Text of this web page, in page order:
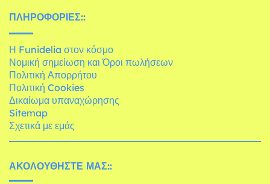
ΠΛΗΡΟΦΟΡΊΕΣ::
Η Funidelia στον κόσμο
Νομική σημείωση και Όροι πωλήσεων
Πολιτική Απορρήτου
Πολιτική Cookies
Δικαίωμα υπαναχώρησης
Sitemap
Σχετικά με εμάς
ΑΚΟΛΟΥΘΉΣΤΕ ΜΑΣ::